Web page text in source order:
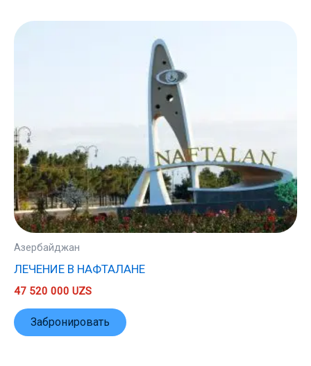
Азербайджан
ЛЕЧЕНИЕ В НАФТАЛАНЕ
47 520 000 UZS
Забронировать